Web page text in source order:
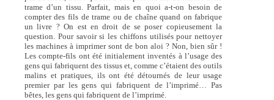
trame d’un tissu. Parfait, mais en quoi a-t-on besoin de
compter des fils de trame ou de chaîne quand on fabrique
un livre ? On est en droit de se poser copieusement la
question. Pour savoir si les chiffons utilisés pour nettoyer
les machines à imprimer sont de bon aloi ? Non, bien sûr !
Les compte-fils ont été initialement inventés à l’usage des
gens qui fabriquent des tissus et, comme c’étaient des outils
malins et pratiques, ils ont été détournés de leur usage
premier par les gens qui fabriquent de l’imprimé… Pas
bêtes, les gens qui fabriquent de l’imprimé.